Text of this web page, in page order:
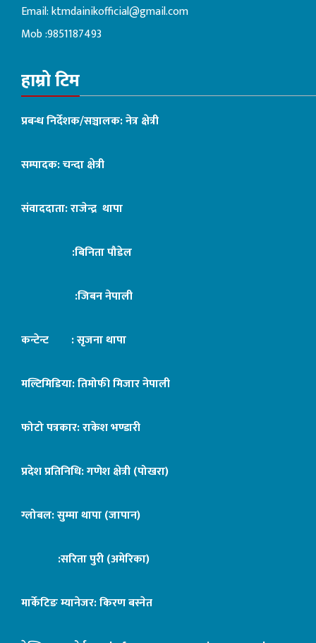
Email:ktmdainikofficial@gmail.com
Mob :9851187493
हाम्रो टिम
प्रबन्ध निर्देशक/सञ्चालक: नेत्र क्षेत्री
सम्पादक: चन्दा क्षेत्री
संवाददाता: राजेन्द्र थापा
:बिनिता पौडेल
:जिबन नेपाली
कन्टेन्ट : सृजना थापा
मल्टिमिडिया: तिमोफी मिजार नेपाली
फोटो पत्रकार: राकेश भण्डारी
प्रदेश प्रतिनिधि: गणेश क्षेत्री (पोखरा)
ग्लोबल: सुम्मा थापा (जापान)
:सरिता पुरी (अमेरिका)
मार्केटिङ म्यानेजर: किरण बस्नेत